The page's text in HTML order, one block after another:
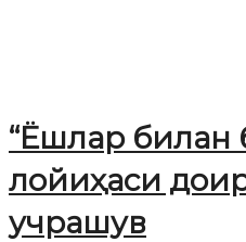
“Ёшлар билан
лойиҳаси
учрашув